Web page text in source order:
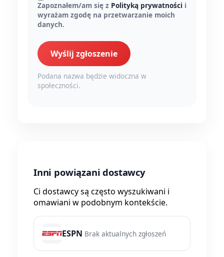
Zapoznałem/am się z Polityką prywatności i
wyrażam zgodę na przetwarzanie moich
danych.
Wyślij zgłoszenie
Podana nazwa będzie widoczna w
społeczności.
Inni powiązani dostawcy
Ci dostawcy są często wyszukiwani i
omawiani w podobnym kontekście.
ESPN Brak aktualnych zgłoszeń